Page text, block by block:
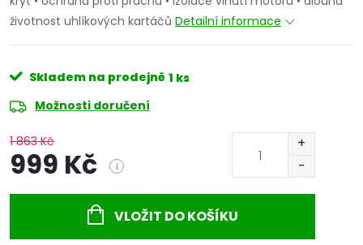
životnost uhlíkových kartáčů Detailní informace
Skladem na prodejně 1 ks
Možnosti doručení
1 863 Kč
999 Kč i
VLOŽIT DO KOŠÍKU